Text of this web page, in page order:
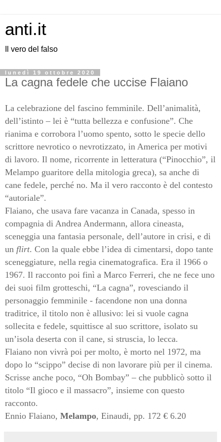
anti.it
Il vero del falso
lunedì 19 ottobre 2020
La cagna fedele che uccise Flaiano
La celebrazione del fascino femminile. Dell’animalità,
dell’istinto – lei è “tutta bellezza e confusione”. Che
rianima e corrobora l’uomo spento, sotto le specie dello
scrittore nevrotico o nevrotizzato, in America per motivi
di lavoro. Il nome, ricorrente in letteratura (“Pinocchio”, il
Melampo guaritore della mitologia greca), sa anche di
cane fedele, perché no. Ma il vero racconto è del contesto
“autoriale”.
Flaiano, che usava fare vacanza in Canada, spesso in
compagnia di Andrea Andermann, allora cineasta,
sceneggia una fantasia personale, dell’autore in crisi, e di
un flirt. Con la quale ebbe l’idea di cimentarsi, dopo tante
sceneggiature, nella regia cinematografica. Era il 1966 o
1967. Il racconto poi finì a Marco Ferreri, che ne fece uno
dei suoi film grotteschi, “La cagna”, rovesciando il
personaggio femminile - facendone non una donna
traditrice, il titolo non è allusivo: lei si vuole cagna
sollecita e fedele, squittisce al suo scrittore, isolato su
un’isola deserta con il cane, si struscia, lo lecca.
Flaiano non vivrà poi per molto, è morto nel 1972, ma
dopo lo “scippo” decise di non lavorare più per il cinema.
Scrisse anche poco, “Oh Bombay” – che pubblicò sotto il
titolo “Il gioco e il massacro”, insieme con questo
racconto.
Ennio Flaiano, Melampo, Einaudi, pp. 172 € 6.20